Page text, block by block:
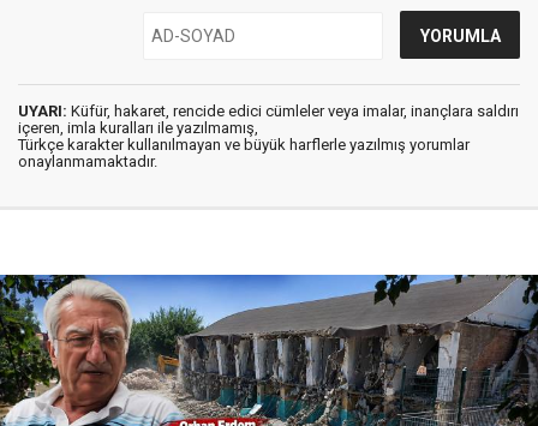
UYARI: Küfür, hakaret, rencide edici cümleler veya imalar, inançlara saldırı
içeren, imla kuralları ile yazılmamış,
Türkçe karakter kullanılmayan ve büyük harflerle yazılmış yorumlar
onaylanmamaktadır.